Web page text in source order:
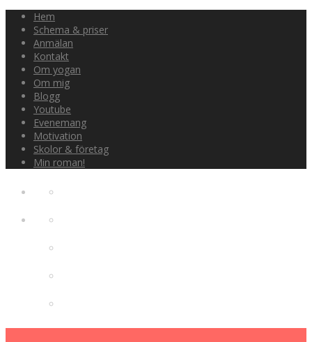
Hem
Schema & priser
Anmälan
Kontakt
Om yogan
Om mig
Blogg
Youtube
Evenemang
Motivation
Skolor & företag
Min roman!